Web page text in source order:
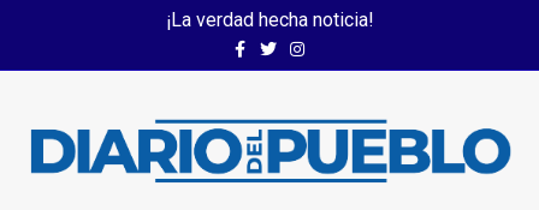
¡La verdad hecha noticia!
FacebookTwitterInstagram